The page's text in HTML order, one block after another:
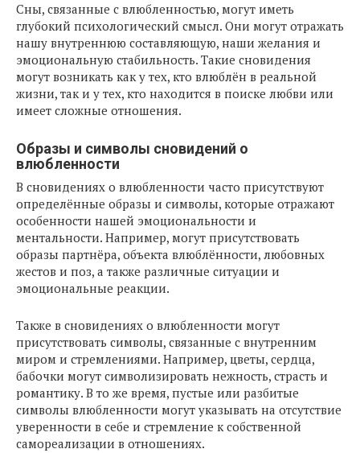
Сны, связанные с влюбленностью, могут иметь
глубокий психологический смысл. Они могут отражать
нашу внутреннюю составляющую, наши желания и
эмоциональную стабильность. Такие сновидения
могут возникать как у тех, кто влюблён в реальной
жизни, так и у тех, кто находится в поиске любви или
имеет сложные отношения.
Образы и символы сновидений о
влюбленности
В сновидениях о влюбленности часто присутствуют
определённые образы и символы, которые отражают
особенности нашей эмоциональности и
ментальности. Например, могут присутствовать
образы партнёра, объекта влюблённости, любовных
жестов и поз, а также различные ситуации и
эмоциональные реакции.
Также в сновидениях о влюбленности могут
присутствовать символы, связанные с внутренним
миром и стремлениями. Например, цветы, сердца,
бабочки могут символизировать нежность, страсть и
романтику. В то же время, пустые или разбитые
символы влюбленности могут указывать на отсутствие
уверенности в себе и стремление к собственной
самореализации в отношениях.